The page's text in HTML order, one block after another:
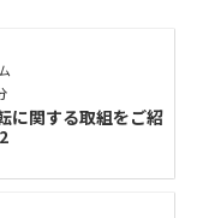
に関する取組をご紹